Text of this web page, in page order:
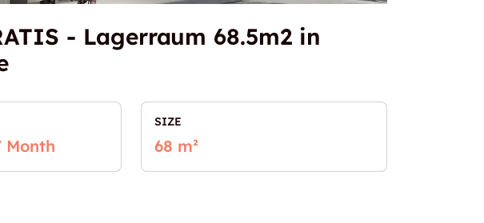
- Lagerraum 68.5m2 in
Month
SIZE
68 m²